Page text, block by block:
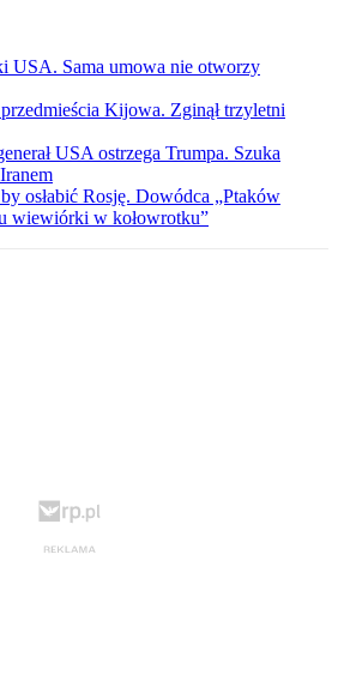
USA. Sama umowa nie otworzy
Kijowa. Zginął trzyletni
USA ostrzega Trumpa. Szuka
osłabić Rosję. Dowódca „Ptaków
wiewiórki w kołowrotku”